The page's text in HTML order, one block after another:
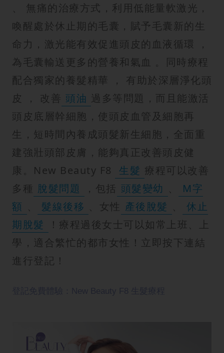
、 無痛的治療方式，利用低能量軟激光，
喚醒處於休止期的毛囊，賦予毛囊新的生
命力，激光能有效促進頭皮的血液循環 ，
為毛囊輸送更多的營養和氣血 。同時療程
配合獨家的養髮精華 ， 有助於深層淨化頭
皮 ， 改善 頭油 過多等問題，而且能激活
頭皮底層幹細胞，使頭皮血管及細胞再
生，短時間內養成頭髮新生細胞，全面重
建強壯頭部皮膚，能夠真正改善頭皮健
康。New Beauty F8
生髮 療程可以改善
多種 脫髮問題 ，包括 頭髮變幼 、
M字
額
髮線後移 、女性 產後脫髮 、
休止
期脫髮
！療程過後女士可以如常上班、上
學，適合繁忙的都市女性！立即按下連結
進行登記！